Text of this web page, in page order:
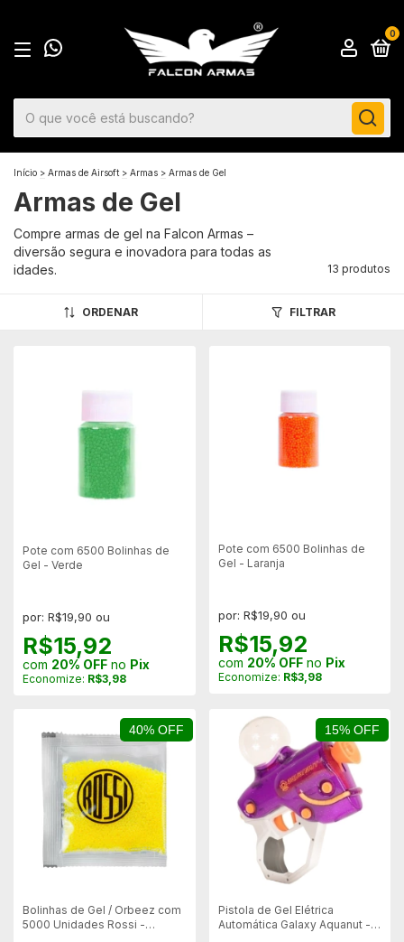
0
Início > Armas de Airsoft > Armas > Armas de Gel
Armas de Gel
Compre armas de gel na Falcon Armas –
diversão segura e inovadora para todas as
idades.
13 produtos
ORDENAR FILTRAR
Pote com 6500 Bolinhas de
Gel - Verde
por: R$19,90 ou
R$15,92
com 20% OFF no Pix
Economize: R$3,98
Pote com 6500 Bolinhas de
Gel - Laranja
por: R$19,90 ou
R$15,92
com 20% OFFno Pix
Economize: R$3,98
40% OFF
Bolinhas de Gel / Orbeez com
5000 Unidades Rossi -
15% OFF
Pistola de Gel Elétrica
Automática Galaxy Aquanut -